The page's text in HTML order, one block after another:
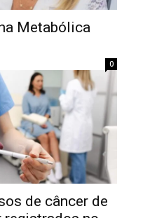
Metabólica
0
de câncer de